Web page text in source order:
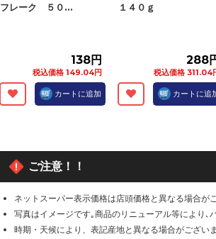
フレーク ５０...
138円
税込価格 149.04円
カートに追加
１４０ｇ
288
税込価格 311.04
カートに追
ご注意！！
ネットスーパー表示価格は店頭価格と異なる場合が
写真はイメージです｡商品のリニューアル等により､
時期・天候により、表記産地と異なる場合がござい